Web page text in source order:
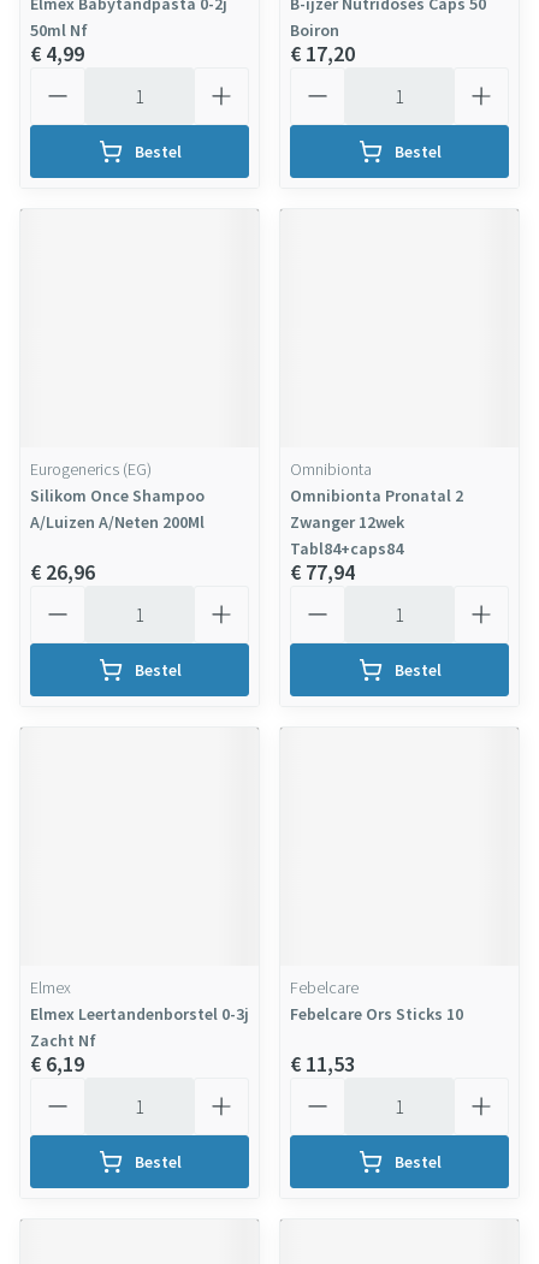
50ml Nf
€ 4,99
Bestel
Boiron
€ 17,20
Bestel
Eurogenerics (EG)
Silikom Once Shampoo
A/Luizen A/Neten 200Ml
€ 26,96
Bestel
Omnibionta
Omnibionta Pronatal 2
Zwanger 12wek
Tabl84+caps84
€ 77,94
Bestel
Elmex
Elmex Leertandenborstel 0-3j
Zacht Nf
€ 6,19
Bestel
Febelcare
Febelcare Ors Sticks 10
€ 11,53
Bestel